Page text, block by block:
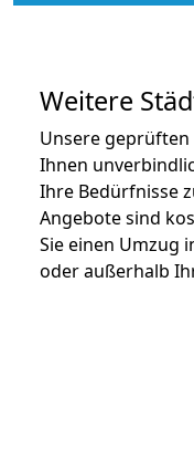
Weitere
Unsere
Ihnen
Ihre Bedürfnisse
Angebote sind
Sie einen Umzug
oder außerhalb